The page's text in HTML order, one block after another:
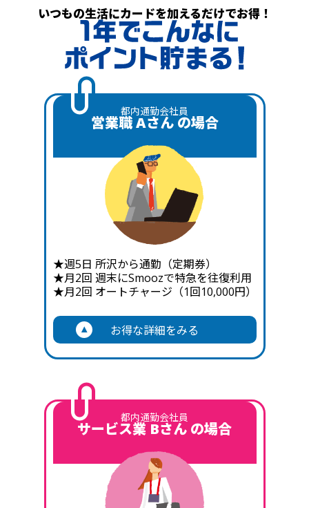
2. キャンペーン期間
2026年7月1日（水）～2026年7月20日（月・祝）
2026年7月21日（火）～2026年8月23日（日）
やむを得ない事情により、キャンペーン期間が変更または中止となる場
3. 応募方法
キャンペーン期間中に、Laviewカードに記載のお客さま
番号でSEIBU PRINCE CLUBアプリまたはSEIBU PRINCE
CLUB Webサイトにログインの上、アンケートにご回答
ください。アンケートのご回答完了をもって応募としま
アンケート回答時に、希望する賞品を第一希望・第二希
望までお選びいただきます。
アンケートへの回答はこちら
応募完了後の応募内容、希望賞品の変更はできません。
通信環境、端末、ブラウザの不具合等により応募できなかった場合で
も、西武鉄道および事務局は責任を負いかねます。
以下の条件をすべて満たす方が対象となります。
Laviewカードの本会員の方、または本キャンペーン期
応募対象期間：2026年7月21日（火）～2026
年8月23日（日）
公式戦使用済ボール（限定ケース
選手着用済 直筆サイン入りユニフ
2名さま
直筆サイン入りレプリカユニフォ
直筆サイン入りロゴボール（ボー
ルケース付き）
使用済・着用済の賞品は、傷・汚れ等の個体差がございます。あらかじ
めご了承ください。
賞品の内容・数量は、やむを得ない事情により変更となる場合がござい
Wチャンス賞
SEIBU Smile POINT 100ポイント
す。
2. 賞品の発送・ポイント進呈
賞品（ポイントを除く）は、応募されたお客さま番号に
抽選実施日時点で登録されている住所へ郵送または宅配
便等にてお送りいたします。なお、スターティングキッ
ケット引換券の発送時にお知らせいたします。
記念ユニフォームおよびチケット引換券の発送ならびに
スターティングキッズ参加権の当選通知
を予定しております。
直筆サイン入り賞品および公式戦使用済ボールの発送
を予定しております。
の進呈を予定しております。
賞品の発送のため、SEIBU PRINCE CLUBマイページの住所欄には、最新
かつ正確な情報をご登録ください。
発送時期およびポイント進呈時期は、やむを得ない事情により変更とな
る場合がございます。
賞品の発送先は日本国内に限らせていただきます。
賞品は原則としてすべて同梱いたしますが、状況により一部別便にてお
送りする場合がございます。
当選を無効とさせていただく場合がございます。
賞品の配送日時・配送方法・配送業者の指定はできません。
賞品の交換、返品はできません。
当選後、確認事項がある場合は、SEIBU PRINCE
CLUBマイページに登録されているお電話番号または
メールアドレス宛にご連絡する場合がございます。
当日の集合場所までは、保護者の方が必ず同伴してく
保護者の方は、イベント実施場所まで同行できませ
ん。イベント中はご自身のお席からご見学ください。
安全管理上、イベント内容に応じて参加者ご自身で走
っていただく必要がございます。参加条件を満たさな
い場合は、ご参加いただけない場合がございます。
安全上、サンダル、ハイヒール、スパイク等でのご参
加はできません。スニーカーでのご参加を推奨いたし
当日は高温となる可能性がございます。こまめな水分
補給、帽子の着用など、暑さ対策を十分に行ったうえ
でご来場ください。
試合の中止・延期、天候、その他やむを得ない事情に
より、イベントを中止または内容を変更する場合があ
イベントが中止となった場合でも、代替日程の設定や
代替賞品の提供は行わない場合がございます。
イベント中の様子は、西武鉄道、球団、報道機関等に
報物、報道等の各種媒体に掲載・放映される場合がご
ざいます。あらかじめご了承ください。
そのほか、当日の参加方法の詳細は、当選者にのみお知らせいたしま
スターティングキッズの参加条件・運営方法は、西武ライオンズ側の規
定により変更となる場合がございます。
アンケートへの回答内容に不備がある場合、応募または当
選を無効とさせていただく場合がございます。
応募者は、ご自身が入力する各項目について、正確な情報
を入力するものとします。入力内容の誤りにより発生した
不利益について、西武鉄道および事務局は責任を負いかね
当選の権利および賞品を、第三者へ譲渡、転売し、または
換金することはできません。なお、スターティングキッズ
については、応募時にご登録いただいたお子さま（応募者
に限りません）が参加するものとし、これを第三者への譲
渡とは扱いません。ただし、応募時にご登録いただいたお
子さま以外の方への参加権の譲渡・変更はできません。
カード発行後、お届けまでは4日から10日程度お時間がか
SEIBU PRINCE CLUBのお客さま番号をお持ちでない方
は、応募にあたりお手元にLaviewカードが必要ですので、
状況や審査状況により、本キャンペーン期間中にお申し込
みいただいても、Laviewカードが本キャンペーン期間中に
発行されない場合がございます。
応募にかかる通信費、インターネット接続料、賞品の利用
に伴う交通費・宿泊費等は、応募者のご負担となります。
本キャンペーンの内容は、やむを得ない事情により、変更
または中止となる場合がございます。
て、西武鉄道および事務局の責に帰すべき事由がある場合
を除き、西武鉄道および事務局は一切の責任を負いませ
当選無効
以下のいずれかに該当する場合、応募または当選を無効とさ
せていただく場合がございます。
いつもの生活にカードを加えるだけでお得！
都内通勤会社員
営業職 Aさん の場合
★週5日 所沢から通勤（定期券）
★月2回 週末にSmoozで特急を往復利用
★月2回 オートチャージ（1回10,000円）
お得な詳細をみる
都内通勤会社員
サービス業 Bさん の場合